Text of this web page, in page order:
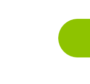
・お問
・お問い
・サービ